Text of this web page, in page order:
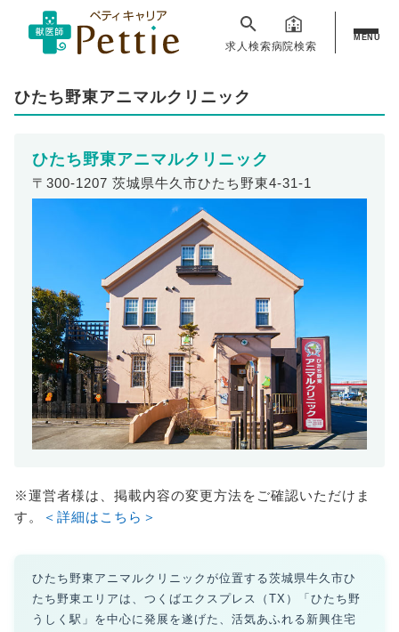
求人検索病院検索
MENU
ひたち野東アニマルクリニック
ひたち野東アニマルクリニック
〒300-1207 茨城県牛久市ひたち野東4-31-1
※運営者様は、掲載内容の変更方法をご確認いただけま
す。
＜詳細はこちら＞
ひたち野東アニマルクリニックが位置する茨城県牛久市ひ
たち野東エリアは、つくばエクスプレス（TX）「ひたち野
うしく駅」を中心に発展を遂げた、活気あふれる新興住宅